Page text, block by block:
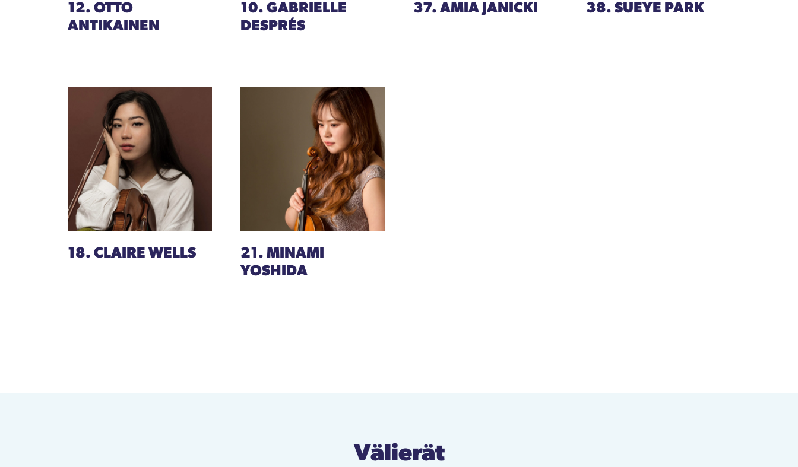
12. OTTO
ANTIKAINEN
10. GABRIELLE
DESPRÉS
37. AMIA JANICKI 38. SUEYE PARK
18. CLAIRE WELLS
21. MINAMI
YOSHIDA
Välierät